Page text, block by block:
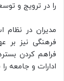
را در ترویج و
مدیران در نظام
فرهنگی نیز بر
فراهم کردن
ادارات و جامعه